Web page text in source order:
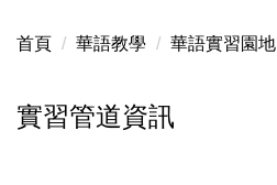
首頁 華語教學 華語實習園地
實習管道資訊